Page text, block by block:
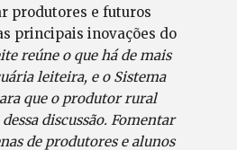
produtores e futuros
principais inovações do
reúne o que há de mais
leiteira, e o Sistema
que o produtor rural
discussão. Fomentar
de produtores e alunos